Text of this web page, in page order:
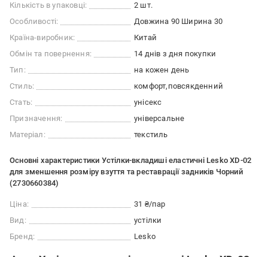
Кількість в упаковці:
2 шт.
Особливості:
Довжина 90 Ширина 30
Країна-виробник:
Китай
Обмін та повернення:
14 днів з дня покупки
Тип:
на кожен день
Стиль:
комфорт повсякденний
Стать:
унісекс
Призначення:
універсальне
Матеріал:
текстиль
Основні характеристики Устілки-вкладиші еластичні Lesko XD-02
для зменшення розміру взуття та реставрації задників Чорний
(2730660384)
Ціна:
31 ₴/пар
Вид:
устілки
Бренд:
Lesko